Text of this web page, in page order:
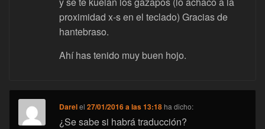
proximidad x-s en el teclado) Gracias de
hantebraso.
Ahí has tenido muy buen hojo.
Darelel27/01/2016 a las 13:18 ha dicho:
¿Se sabe si habrá traducción?